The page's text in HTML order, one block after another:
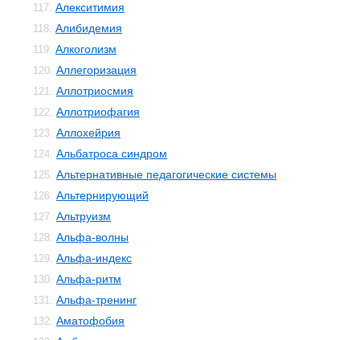
117. Алекситимия
118. Алибидемия
119. Алкоголизм
120. Аллегоризация
121. Аллотриосмия
122. Аллотриофагия
123. Аллохейрия
124. Альбатроса синдром
125. Альтернативные педагогические системы
126. Альтернирующий
127. Альтруизм
128. Альфа-волны
129. Альфа-индекс
130. Альфа-ритм
131. Альфа-тренинг
132. Аматофобия